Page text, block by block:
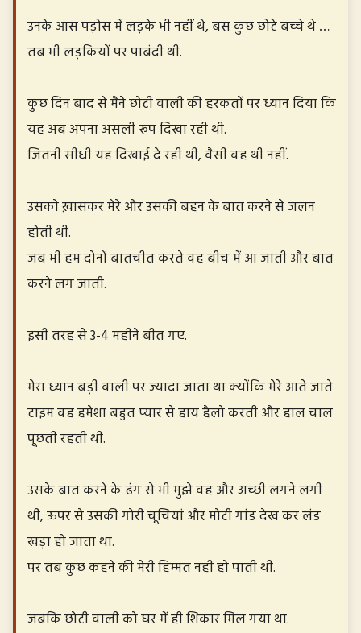
उनके आस पड़ोस में लड़के भी नहीं थे, बस कुछ छोटे बच्चे थे …
तब भी लड़कियों पर पाबंदी थी.
कुछ दिन बाद से मैंने छोटी वाली की हरकतों पर ध्यान दिया कि
यह अब अपना असली रूप दिखा रही थी.
जितनी सीधी यह दिखाई दे रही थी, वैसी वह थी नहीं.
उसको ख़ासकर मेरे और उसकी बहन के बात करने से जलन
होती थी.
जब भी हम दोनों बातचीत करते वह बीच में आ जाती और बात
करने लग जाती.
इसी तरह से 3-4 महीने बीत गए.
मेरा ध्यान बड़ी वाली पर ज्यादा जाता था क्योंकि मेरे आते जाते
टाइम वह हमेशा बहुत प्यार से हाय हैलो करती और हाल चाल
पूछती रहती थी.
उसके बात करने के ढंग से भी मुझे वह और अच्छी लगने लगी
थी, ऊपर से उसकी गोरी चूचियां और मोटी गांड देख कर लंड
खड़ा हो जाता था.
पर तब कुछ कहने की मेरी हिम्मत नहीं हो पाती थी.
जबकि छोटी वाली को घर में ही शिकार मिल गया था.